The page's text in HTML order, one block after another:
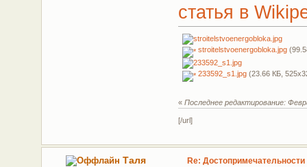
статья в
stroitelstvoenergobloka.jpg
233592_s1.jpg(23.66 КБ,
«Последнее редактирование:
[/url]
Таля Re: